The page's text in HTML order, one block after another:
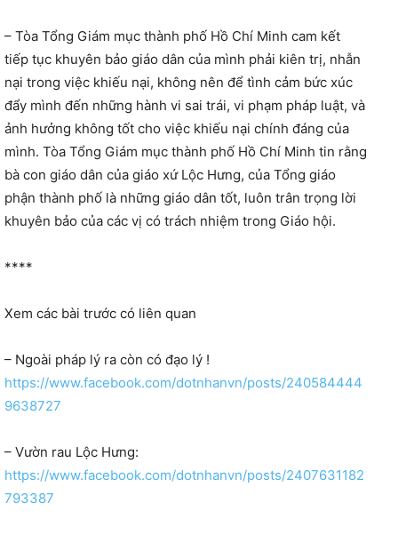
– Tòa Tổng Giám mục thành phố Hồ Chí Minh cam kết
tiếp tục khuyên bảo giáo dân của mình phải kiên trị, nhẫn
nại trong việc khiếu nại, không nên để tình cảm bức xúc
đẩy mình đến những hành vi sai trái, vi phạm pháp luật, và
ảnh hưởng không tốt cho việc khiếu nại chính đáng của
mình. Tòa Tổng Giám mục thành phố Hồ Chí Minh tin rằng
bà con giáo dân của giáo xứ Lộc Hưng, của Tổng giáo
phận thành phố là những giáo dân tốt, luôn trân trọng lời
khuyên bảo của các vị có trách nhiệm trong Giáo hội.
****
Xem các bài trước có liên quan
– Ngoài pháp lý ra còn có đạo lý !
https://www.facebook.com/dotnhanvn/posts/240584444
9638727
– Vườn rau Lộc Hưng:
https://www.facebook.com/dotnhanvn/posts/2407631182
793387